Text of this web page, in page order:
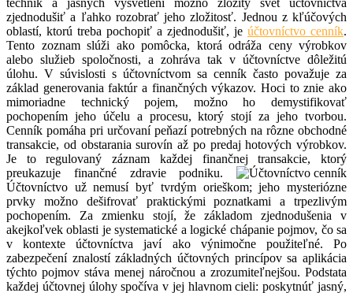
zjednodušiť a ľahko rozobrať jeho zložitosť. Jednou z kľúčových
oblastí, ktorú treba pochopiť a zjednodušiť, je účtovníctvo cenník.
Tento zoznam slúži ako pomôcka, ktorá odráža ceny výrobkov
alebo služieb spoločnosti, a zohráva tak v účtovníctve dôležitú
úlohu. V súvislosti s účtovníctvom sa cenník často považuje za
základ generovania faktúr a finančných výkazov. Hoci to znie ako
mimoriadne technický pojem, možno ho demystifikovať
pochopením jeho účelu a procesu, ktorý stojí za jeho tvorbou.
Cenník pomáha pri určovaní peňazí potrebných na rôzne obchodné
transakcie, od obstarania surovín až po predaj hotových výrobkov.
Je to regulovaný záznam každej finančnej transakcie, ktorý
preukazuje finančné zdravie podniku.
Účtovníctvo už nemusí byť tvrdým orieškom; jeho mysteriózne
prvky možno dešifrovať praktickými poznatkami a trpezlivým
pochopením. Za zmienku stojí, že základom zjednodušenia v
akejkoľvek oblasti je systematické a logické chápanie pojmov, čo sa
v kontexte účtovníctva javí ako výnimočne použiteľné. Po
zabezpečení znalostí základných účtovných princípov sa aplikácia
týchto pojmov stáva menej náročnou a zrozumiteľnejšou. Podstata
každej účtovnej úlohy spočíva v jej hlavnom cieli: poskytnúť jasný,